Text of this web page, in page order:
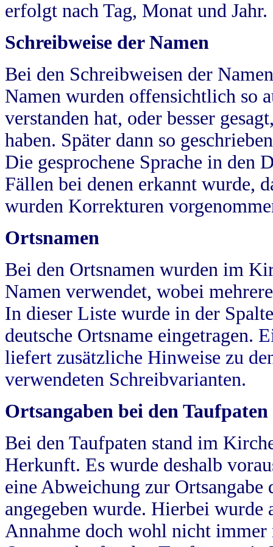
erfolgt nach Tag, Monat und Jahr.
Schreibweise der Namen
Bei den Schreibweisen der
Namen wurden offensichtlich so
verstanden hat, oder besser
haben. Später dann so
Die gesprochene Sprache in
Fällen bei denen erkannt wurde,
wurden Korrekturen
Ortsnamen
Bei den Ortsnamen wurden im
Namen verwendet, wobei
In dieser Liste wurde in der
deutsche Ortsname eingetragen.
liefert zusätzliche Hinweise zu
verwendeten Schreibvarianten.
Ortsangaben bei den Taufpaten
Bei den Taufpaten stand im
Herkunft. Es wurde deshalb
eine Abweichung zur
angegeben wurde. Hierbei wurde
Annahme doch wohl nicht